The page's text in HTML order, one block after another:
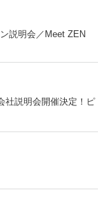
説明会／Meet ZEN
社説明会開催決定！ピ